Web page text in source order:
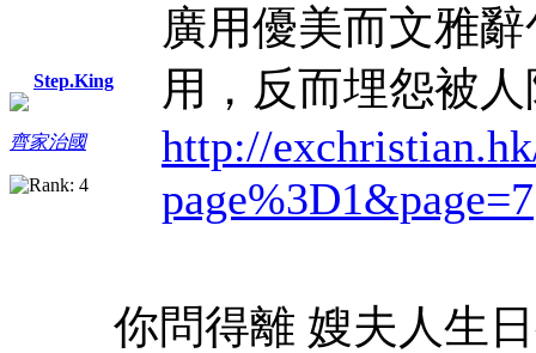
Step.King
齊家治國
廣用優美而文雅
用，反而埋怨被
http://
page%3D1&page=7
你問得離 嫂夫人生